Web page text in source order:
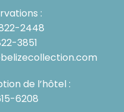
:
2448
3851
de l’hôtel :
6208